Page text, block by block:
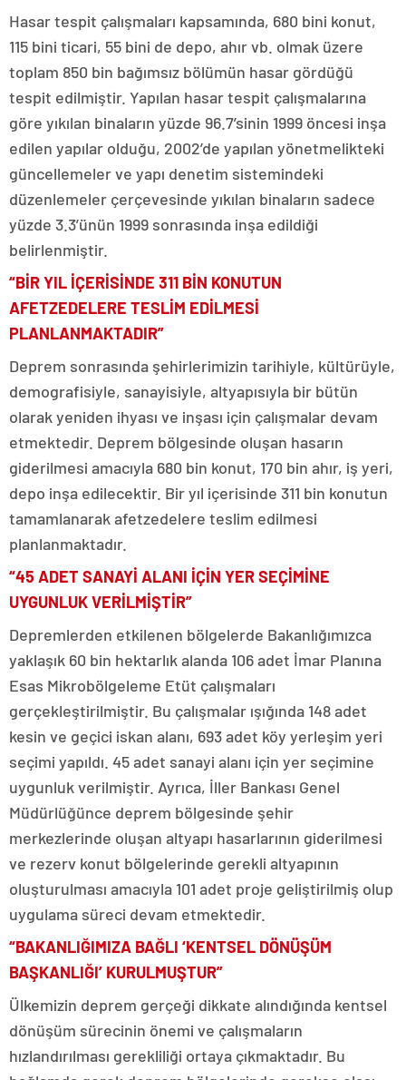
Hasar tespit çalışmaları kapsamında, 680 bini konut,
115 bini ticari, 55 bini de depo, ahır vb. olmak üzere
toplam 850 bin bağımsız bölümün hasar gördüğü
tespit edilmiştir. Yapılan hasar tespit çalışmalarına
göre yıkılan binaların yüzde 96.7’sinin 1999 öncesi inşa
edilen yapılar olduğu, 2002’de yapılan yönetmelikteki
güncellemeler ve yapı denetim sistemindeki
düzenlemeler çerçevesinde yıkılan binaların sadece
yüzde 3.3’ünün 1999 sonrasında inşa edildiği
belirlenmiştir.
“BİR YIL İÇERİSİNDE 311 BİN KONUTUN
AFETZEDELERE TESLİM EDİLMESİ
PLANLANMAKTADIR”
Deprem sonrasında şehirlerimizin tarihiyle, kültürüyle,
demografisiyle, sanayisiyle, altyapısıyla bir bütün
olarak yeniden ihyası ve inşası için çalışmalar devam
etmektedir. Deprem bölgesinde oluşan hasarın
giderilmesi amacıyla 680 bin konut, 170 bin ahır, iş yeri,
depo inşa edilecektir. Bir yıl içerisinde 311 bin konutun
tamamlanarak afetzedelere teslim edilmesi
planlanmaktadır.
“45 ADET SANAYİ ALANI İÇİN YER SEÇİMİNE
UYGUNLUK VERİLMİŞTİR”
Depremlerden etkilenen bölgelerde Bakanlığımızca
yaklaşık 60 bin hektarlık alanda 106 adet İmar Planına
Esas Mikrobölgeleme Etüt çalışmaları
gerçekleştirilmiştir. Bu çalışmalar ışığında 148 adet
kesin ve geçici iskan alanı, 693 adet köy yerleşim yeri
seçimi yapıldı. 45 adet sanayi alanı için yer seçimine
uygunluk verilmiştir. Ayrıca, İller Bankası Genel
Müdürlüğünce deprem bölgesinde şehir
merkezlerinde oluşan altyapı hasarlarının giderilmesi
ve rezerv konut bölgelerinde gerekli altyapının
oluşturulması amacıyla 101 adet proje geliştirilmiş olup
uygulama süreci devam etmektedir.
“BAKANLIĞIMIZA BAĞLI ‘KENTSEL DÖNÜŞÜM
BAŞKANLIĞI’ KURULMUŞTUR”
Ülkemizin deprem gerçeği dikkate alındığında kentsel
dönüşüm sürecinin önemi ve çalışmaların
hızlandırılması gerekliliği ortaya çıkmaktadır. Bu